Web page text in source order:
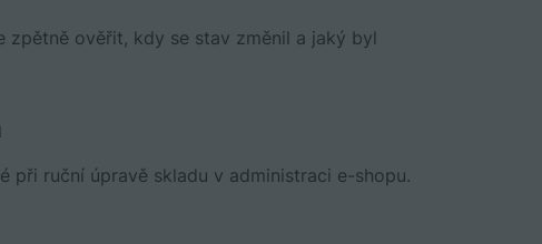
zpětně ověřit, kdy se stav změnil a jaký byl
při ruční úpravě skladu v administraci e-shopu.